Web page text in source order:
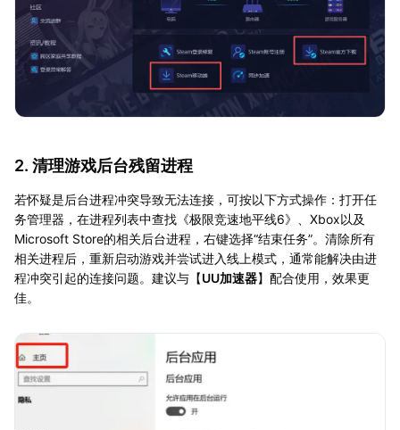
2. 清理游戏后台残留进程
若怀疑是后台进程冲突导致无法连接，可按以下方式操作：打开任
务管理器，在进程列表中查找《极限竞速地平线6》、Xbox以及
Microsoft Store的相关后台进程，右键选择“结束任务”。清除所有
相关进程后，重新启动游戏并尝试进入线上模式，通常能解决由进
程冲突引起的连接问题。建议与【UU加速器】配合使用，效果更
佳。